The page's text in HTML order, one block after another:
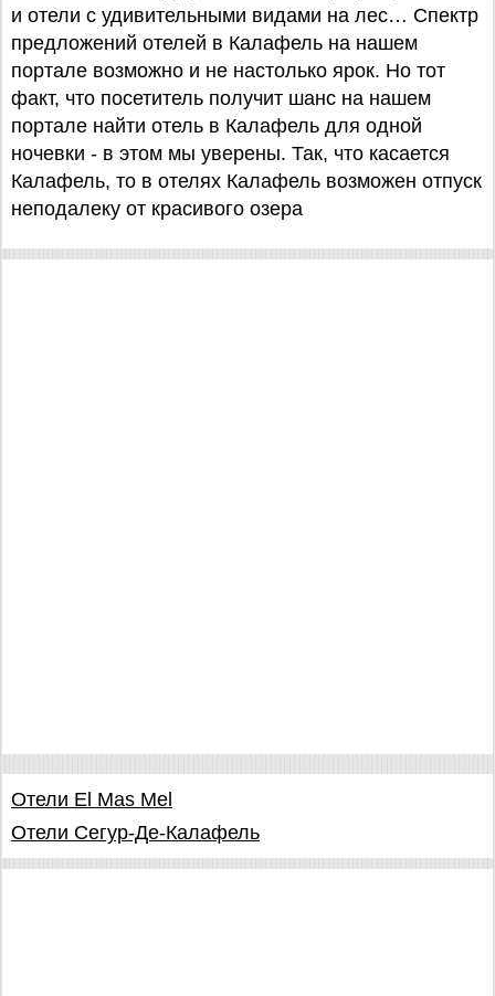
и отели с удивительными видами на лес… Спектр
предложений отелей в Калафель на нашем
портале возможно и не настолько ярок. Но тот
факт, что посетитель получит шанс на нашем
портале найти отель в Калафель для одной
ночевки - в этом мы уверены. Так, что касается
Калафель, то в отелях Калафель возможен отпуск
неподалеку от красивого озера
Отели El Mas Mel
Отели Сегур-Де-Калафель